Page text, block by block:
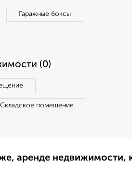
Гаражные боксы
(0)
Складское помещение
аренде